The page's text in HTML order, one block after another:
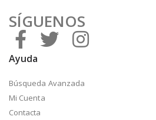
SÍGUENOS
Ayuda
Búsqueda Avanzada
Mi Cuenta
Contacta